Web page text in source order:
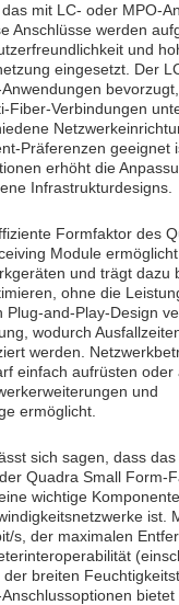
mit LC- oder MPO-
Anschlüsse werden
und
eingesetzt. Der
Fiber-Verbindungen
Präferenzen geeignet
erhöht die
Infrastrukturdesigns.
Formfaktor des
Module
und trägt dazu
ohne die
Plug-and-Play-Design
wodurch
werden.
einfach aufrüsten oder
und
ermöglicht.
sich sagen, dass das
Quadra Small Form-
wichtige
ist.
s, der maximalen
breiten
bietet